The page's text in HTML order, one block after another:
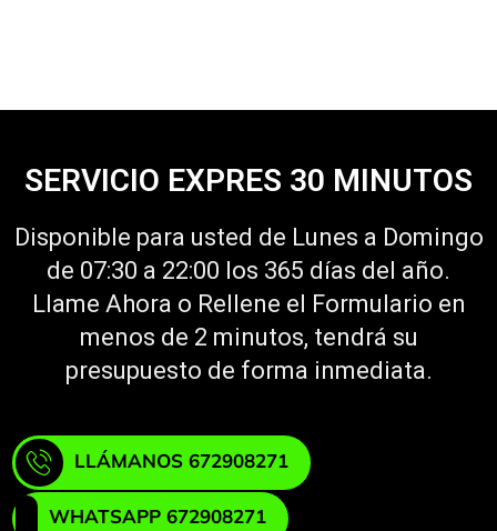
SERVICIO EXPRES 30 MINUTOS
Disponible para usted de Lunes a Domingo
de 07:30 a 22:00 los 365 días del año.
Llame Ahora o Rellene el Formulario en
menos de 2 minutos, tendrá su
presupuesto de forma inmediata.
LLÁMANOS 672908271
WHATSAPP 672908271